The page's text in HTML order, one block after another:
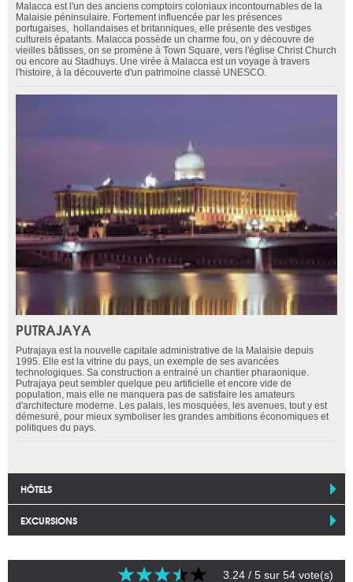
Malacca est l'un des anciens comptoirs coloniaux incontournables de la
Malaisie péninsulaire. Fortement influencée par les présences
portugaises, hollandaises et britanniques, elle présente des vestiges
culturels épatants. Malacca possède un charme fou, on y découvre de
vieilles bâtisses, on se promène à Town Square, vers l'église Christ Church
ou encore au Stadhuys. Une virée à Malacca est un voyage à travers
l'histoire, à la découverte d'un patrimoine classé UNESCO.
PUTRAJAYA
Putrajaya est la nouvelle capitale administrative de la Malaisie depuis
1995. Elle est la vitrine du pays, un exemple de ses avancées
technologiques. Sa construction a entrainé un chantier pharaonique.
Putrajaya peut sembler quelque peu artificielle et encore vide de
population, mais elle ne manquera pas de satisfaire les amateurs
d'architecture moderne. Les palais, les mosquées, les avenues, tout y est
démesuré, pour mieux symboliser les grandes ambitions économiques et
politiques du pays.
HÔTELS
EXCURSIONS
3.24 / 5 sur 54 vote(s)